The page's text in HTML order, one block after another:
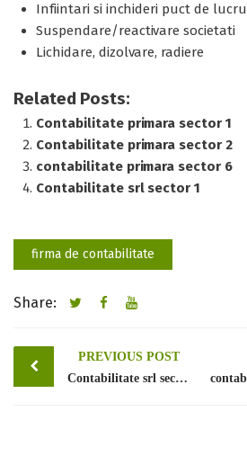
Infiintari si inchideri puct de lucru
Suspendare/reactivare societati
Lichidare, dizolvare, radiere
Related Posts:
Contabilitate primara sector 1
Contabilitate primara sector 2
contabilitate primara sector 6
Contabilitate srl sector 1
firma de contabilitate
Share:
Post
navigation
PREVIOUS POST
Contabilitate srl sector 1